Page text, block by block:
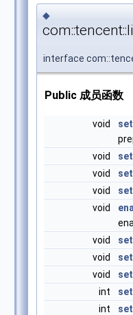
◆
interface
Public 成员函数
void
void
void
void
void
void
void
void
int
int